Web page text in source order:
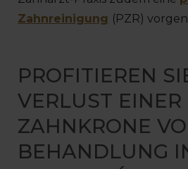
Zahnreinigung (PZR)
PROFITIEREN
VERLUST EINER
ZAHNKRONE
BEHANDLUNG